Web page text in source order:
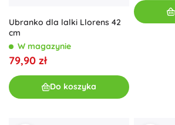
Ubranko dla lalki Llorens 42
cm
W magazynie
79,90 zł
Do koszyka